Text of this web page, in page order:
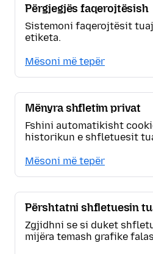
Përgjegjës faqerojtësish
Sistemoni faqerojtësit
etiketa.
Mësoni më tepër
Mënyra shfletim privat
Fshini automatikisht
historikun e shfletuesit
Mësoni më tepër
Përshtatni shfletuesin
Zgjidhni se si duket
mijëra temash grafike